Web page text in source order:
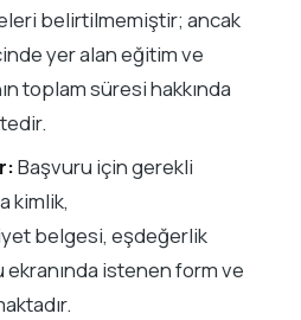
belirtilmemiştir; ancak
yer alan eğitim ve
toplam süresi hakkında
Başvuru için gerekli
kimlik,
belgesi, eşdeğerlik
istenen form ve